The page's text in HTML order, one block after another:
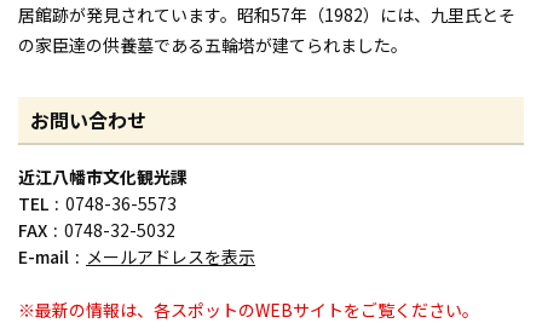
居館跡が発見されています。昭和57年（1982）には、九里氏とそ
の家臣達の供養墓である五輪塔が建てられました。
お問い合わせ
近江八幡市文化観光課
TEL
0748-36-5573
FAX
0748-32-5032
E-mail
メールアドレスを表示
※最新の情報は、各スポットのWEBサイトをご覧ください。